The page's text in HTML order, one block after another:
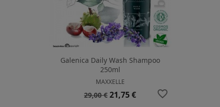
Galenica Daily Wash Shampoo
250ml
MAXXELLE
Prezzo
29,00 € Prezzo
21,75 € favorite_border